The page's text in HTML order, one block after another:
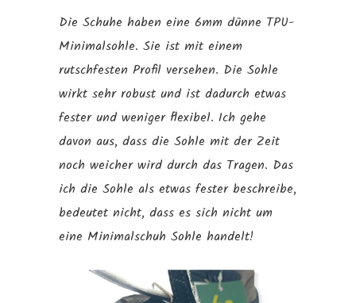
Die Schuhe haben eine 6mm dünne TPU-
Minimalsohle. Sie ist mit einem
rutschfesten Profil versehen. Die Sohle
wirkt sehr robust und ist dadurch etwas
fester und weniger flexibel. Ich gehe
davon aus, dass die Sohle mit der Zeit
noch weicher wird durch das Tragen. Das
ich die Sohle als etwas fester beschreibe,
bedeutet nicht, dass es sich nicht um
eine Minimalschuh Sohle handelt!